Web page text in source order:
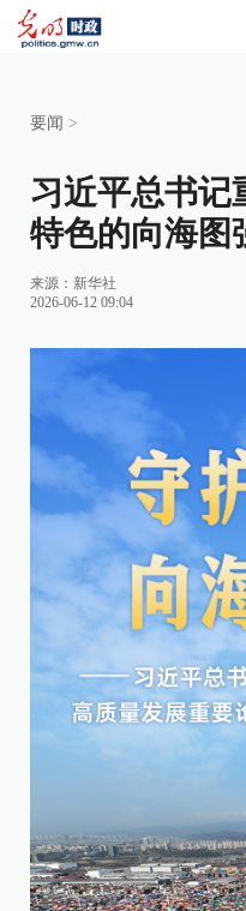
要闻 >
习近平总书记
特色的向海图
来源： 新华社
2026-06-12 09:04